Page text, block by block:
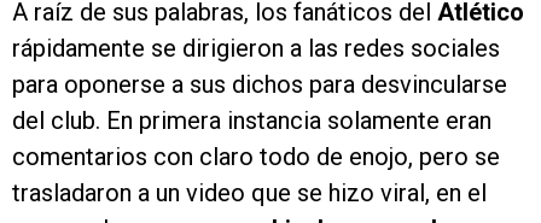
A raíz de sus palabras, los fanáticos del Atlético
rápidamente se dirigieron a las redes sociales
para oponerse a sus dichos para desvincularse
del club. En primera instancia solamente eran
comentarios con claro todo de enojo, pero se
trasladaron a un video que se hizo viral, en el